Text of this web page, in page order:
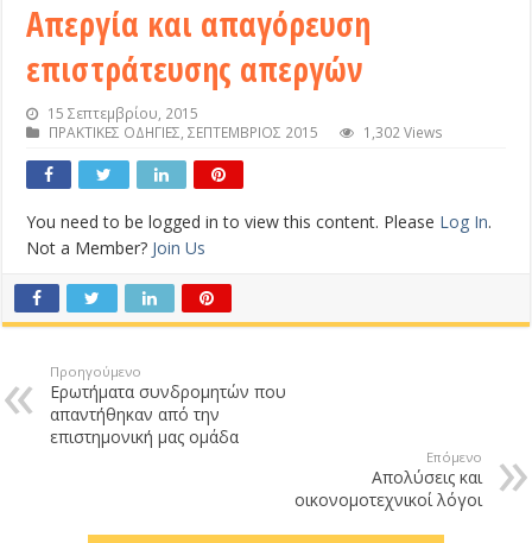
Απεργία και απαγόρευση
επιστράτευσης απεργών
15 Σεπτεμβρίου, 2015
ΠΡΑΚΤΙΚΕΣ ΟΔΗΓΙΕΣ,ΣΕΠΤΕΜΒΡΙΟΣ 2015 1,302 Views
You need to be logged in to view this content. Please Log In.
Not a Member? Join Us
Προηγούμενο
Ερωτήματα συνδρομητών που
απαντήθηκαν από την
επιστημονική μας ομάδα
Επόμενο
Απολύσεις και
οικονομοτεχνικοί λόγοι